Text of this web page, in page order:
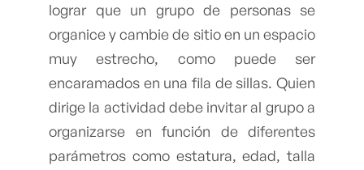
lograr que un grupo de personas se
organice y cambie de sitio en un espacio
muy estrecho, como puede ser
encaramados en una fila de sillas. Quien
dirige la actividad debe invitar al grupo a
organizarse en función de diferentes
parámetros como estatura, edad, talla